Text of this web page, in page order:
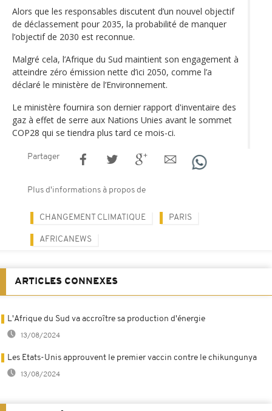
Alors que les responsables discutent d’un nouvel objectif
de déclassement pour 2035, la probabilité de manquer
l’objectif de 2030 est reconnue.
Malgré cela, l’Afrique du Sud maintient son engagement à
atteindre zéro émission nette d’ici 2050, comme l’a
déclaré le ministère de l’Environnement.
Le ministère fournira son dernier rapport d'inventaire des
gaz à effet de serre aux Nations Unies avant le sommet
COP28 qui se tiendra plus tard ce mois-ci.
Partager
Plus d'informations à propos de
CHANGEMENT CLIMATIQUE PARIS
AFRICANEWS
ARTICLES CONNEXES
L'Afrique du Sud va accroître sa production d'énergie
13/08/2024
Les Etats-Unis approuvent le premier vaccin contre le chikungunya
13/08/2024